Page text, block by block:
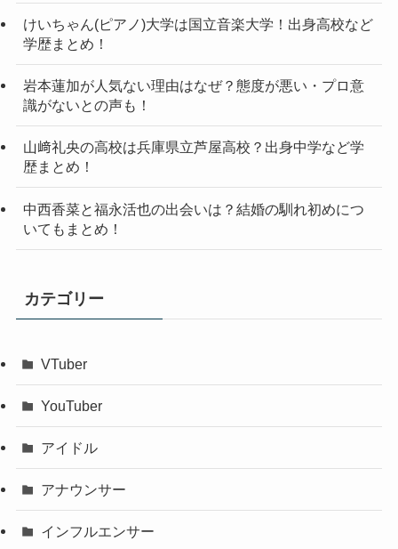
けいちゃん(ピアノ)大学は国立音楽大学！出身高校など
学歴まとめ！
岩本蓮加が人気ない理由はなぜ？態度が悪い・プロ意
識がないとの声も！
山﨑礼央の高校は兵庫県立芦屋高校？出身中学など学
歴まとめ！
中西香菜と福永活也の出会いは？結婚の馴れ初めにつ
いてもまとめ！
カテゴリー
VTuber
YouTuber
アイドル
アナウンサー
インフルエンサー